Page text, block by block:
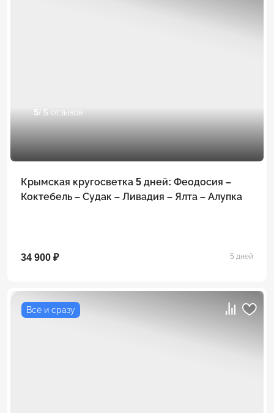
5/ 5 отзывов
Крымская кругосветка 5 дней: Феодосия –
Коктебель – Судак – Ливадия – Ялта – Алупка
34 900 ₽ 5 дней
Всё и сразу